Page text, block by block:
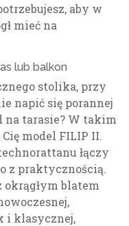
aby w
mieć na
lub balkon
stolika, przy
napić się porannej
tarasie? W takim
model FILIP II.
łączy
z praktycznością.
okrągłym blatem
i klasycznej,